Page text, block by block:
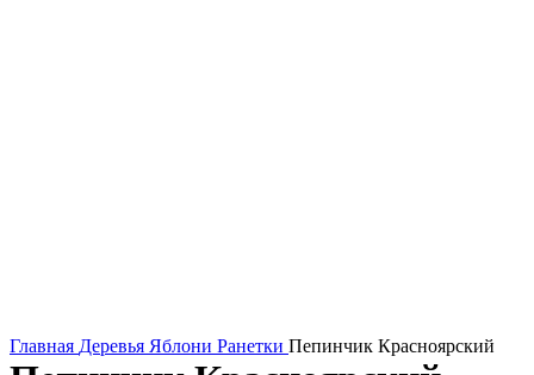
Главная Деревья Яблони Ранетки Пепинчик Красноярский